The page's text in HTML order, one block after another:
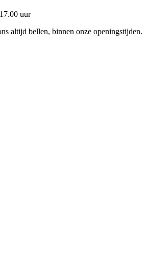
uur
altijd bellen, binnen onze openingstijden.